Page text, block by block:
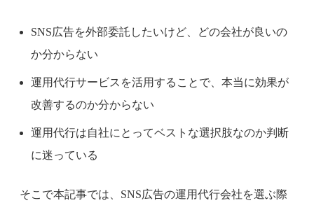
SNS広告を外部委託したいけど、どの会社が良いの
か分からない
運用代行サービスを活用することで、本当に効果が
改善するのか分からない
運用代行は自社にとってベストな選択肢なのか判断
に迷っている
そこで本記事では、SNS広告の運用代行会社を選ぶ際